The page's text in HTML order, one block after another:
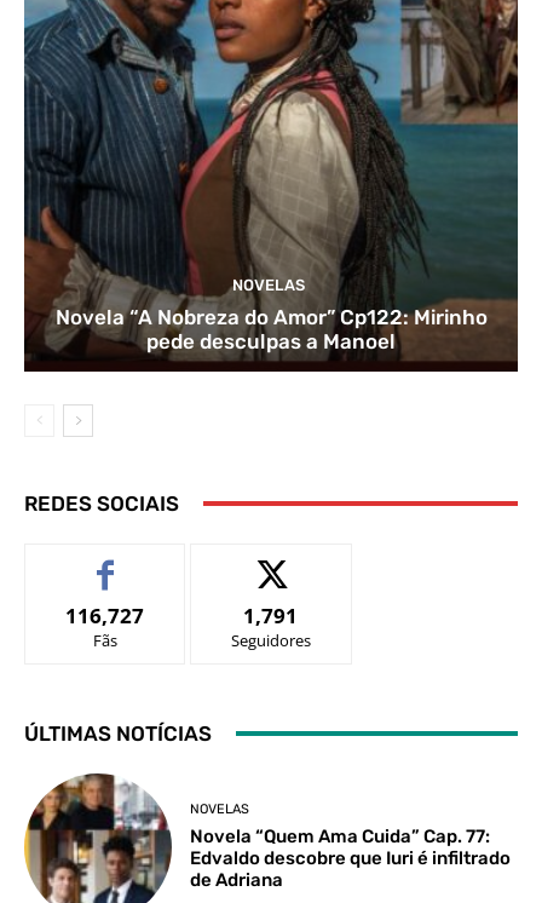
NOVELAS
Novela “A Nobreza do Amor” Cp122: Mirinho
pede desculpas a Manoel
REDES SOCIAIS
116,727
Fãs
1,791
Seguidores
ÚLTIMAS NOTÍCIAS
NOVELAS
Novela “Quem Ama Cuida” Cap. 77:
Edvaldo descobre que Iuri é infiltrado
de Adriana